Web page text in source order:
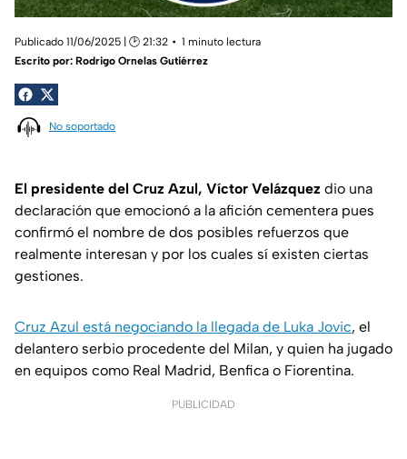
Publicado 11/06/2025 | 🕑 21:32
1 minuto lectura
Escrito por: Rodrigo Ornelas Gutiérrez
No soportado
El presidente del Cruz Azul, Víctor Velázquez dio una
declaración que emocionó a la afición cementera pues
confirmó el nombre de dos posibles refuerzos que
realmente interesan y por los cuales sí existen ciertas
gestiones.
Cruz Azul está negociando la llegada de Luka Jovic, el
delantero serbio procedente del Milan, y quien ha jugado
en equipos como Real Madrid, Benfica o Fiorentina.
PUBLICIDAD